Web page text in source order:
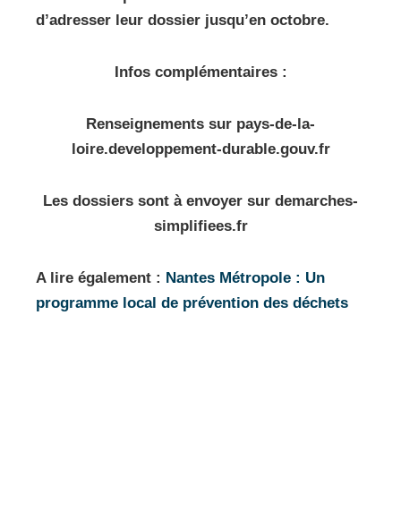
d’adresser leur dossier jusqu’en octobre.
Infos complémentaires :
Renseignements sur pays-de-la-
loire.developpement-durable.gouv.fr
Les dossiers sont à envoyer sur demarches-
simplifiees.fr
A lire également : Nantes Métropole : Un
programme local de prévention des déchets